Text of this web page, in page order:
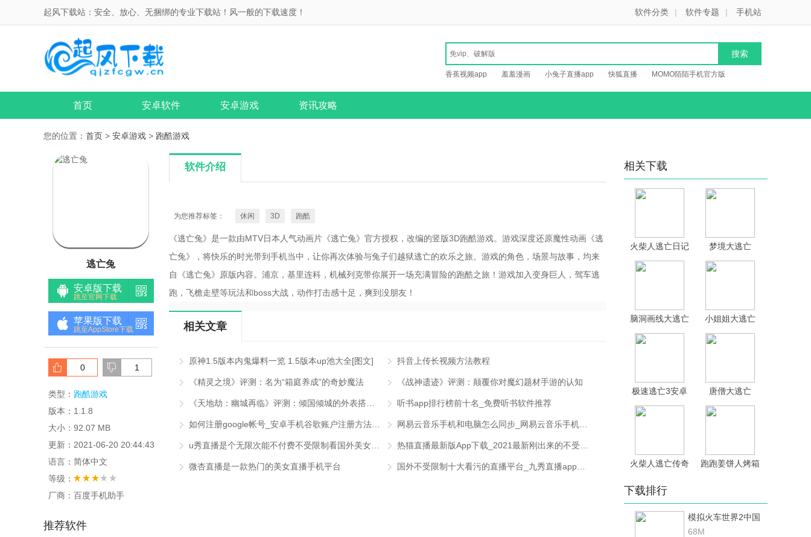
起风下载站：安全、放心、无捆绑的专业下载站！风一般的下载速度！ 软件分类 | 软件专题 | 手机站
香蕉视频app 羞羞漫画 小兔子直播app 快狐直播 MOMO陌陌手机官方版
首页 安卓软件 安卓游戏 资讯攻略
您的位置： 首页 > 安卓游戏 > 跑酷游戏
逃亡兔
安卓版下载
跳至官网下载
苹果版下载
跳至AppStore下载
0 1
类型： 跑酷游戏
版本：1.1.8
大小：92.07 MB
更新：2021-06-20 20:44:43
语言：简体中文
等级：
厂商：百度手机助手
推荐软件
软件介绍
为您推荐标签： 休闲 3D 跑酷
《逃亡兔》是一款由MTV日本人气动画片《逃亡兔》官方授权，改编的竖版3D跑酷游戏。游戏深度还原魔性动画《逃
亡兔》，将快乐的时光带到手机当中，让你再次体验与兔子们越狱逃亡的欢乐之旅。游戏的角色，场景与故事，均来
自《逃亡兔》原版内容。浦京，基里连科，机械列克带你展开一场充满冒险的跑酷之旅！游戏加入变身巨人，驾车逃
跑，飞檐走壁等玩法和boss大战，动作打击感十足，爽到没朋友！
相关文章
原神1.5版本内鬼爆料一览 1.5版本up池大全[图文] 抖音上传长视频方法教程
《精灵之境》评测：名为“箱庭养成”的奇妙魔法 《战神遗迹》评测：颠覆你对魔幻题材手游的认知
听书app排行榜前十名_免费听书软件推荐
微杏直播是一款热门的美女直播手机平台
相关下载
火柴人逃亡日记
游戏最新官方版
梦境大逃亡
脑洞画线大逃亡 小姐姐大逃亡
极速逃亡3安卓
版
唐僧大逃亡
火柴人逃亡传奇
人逃亡传奇游戏
安卓版 v1.0.3
跑跑姜饼人烤箱
下载排行
模拟火车世界2中国
路线dlc手机版
68M